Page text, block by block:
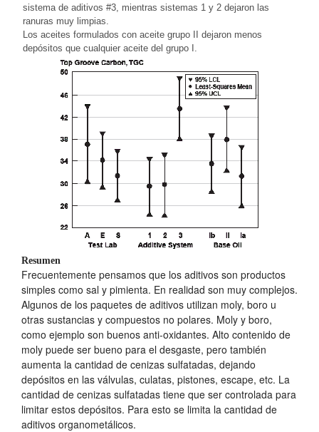
sistema de aditivos #3, mientras sistemas 1 y 2 dejaron las
ranuras muy limpias.
Los aceites formulados con aceite grupo II dejaron menos
depósitos que cualquier aceite del grupo I.
Resumen
Frecuentemente pensamos que los aditivos son productos
simples como sal y pimienta. En realidad son muy complejos.
Algunos de los paquetes de aditivos utilizan moly, boro u
otras sustancias y compuestos no polares. Moly y boro,
como ejemplo son buenos anti-oxidantes. Alto contenido de
moly puede ser bueno para el desgaste, pero también
aumenta la cantidad de cenizas sulfatadas, dejando
depósitos en las válvulas, culatas, pistones, escape, etc. La
cantidad de cenizas sulfatadas tiene que ser controlada para
limitar estos depósitos. Para esto se limita la cantidad de
aditivos organometálicos.